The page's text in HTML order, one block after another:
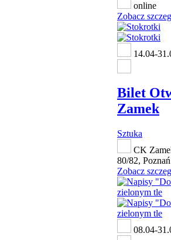
online
Zobacz
14.04-
Bilet
Zamek
Sztuka
CK
80/82, Poznań
Zobacz
08.04-